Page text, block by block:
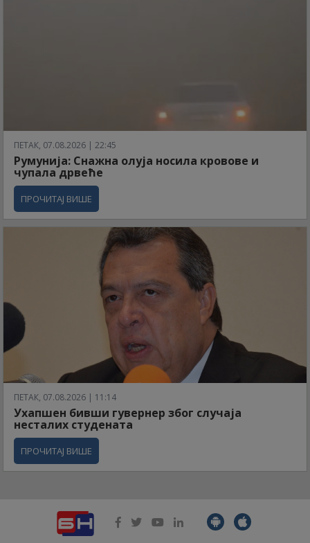
ПЕТАК, 07.08.2026 | 22:45
Румунија: Снажна олуја носила кровове и
чупала дрвеће
ПРОЧИТАЈ ВИШЕ
ПЕТАК, 07.08.2026 | 11:14
Ухапшен бивши гувернер због случаја
несталих студената
ПРОЧИТАЈ ВИШЕ